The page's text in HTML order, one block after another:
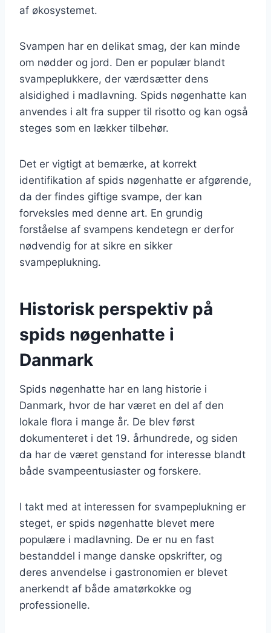
af økosystemet.
Svampen har en delikat smag, der kan minde
om nødder og jord. Den er populær blandt
svampeplukkere, der værdsætter dens
alsidighed i madlavning. Spids nøgenhatte kan
anvendes i alt fra supper til risotto og kan også
steges som en lækker tilbehør.
Det er vigtigt at bemærke, at korrekt
identifikation af spids nøgenhatte er afgørende,
da der findes giftige svampe, der kan
forveksles med denne art. En grundig
forståelse af svampens kendetegn er derfor
nødvendig for at sikre en sikker
svampeplukning.
Historisk perspektiv på
spids nøgenhatte i
Danmark
Spids nøgenhatte har en lang historie i
Danmark, hvor de har været en del af den
lokale flora i mange år. De blev først
dokumenteret i det 19. århundrede, og siden
da har de været genstand for interesse blandt
både svampeentusiaster og forskere.
I takt med at interessen for svampeplukning er
steget, er spids nøgenhatte blevet mere
populære i madlavning. De er nu en fast
bestanddel i mange danske opskrifter, og
deres anvendelse i gastronomien er blevet
anerkendt af både amatørkokke og
professionelle.